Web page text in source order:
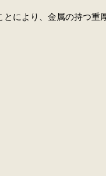
により、金属の持つ重